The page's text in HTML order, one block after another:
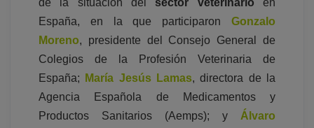
de la situación del sector veterinario en
España, en la que participaron Gonzalo
Moreno, presidente del Consejo General de
Colegios de la Profesión Veterinaria de
España;
María Jesús Lamas, directora de la
Agencia Española de Medicamentos y
Productos Sanitarios (Aemps); y Álvaro